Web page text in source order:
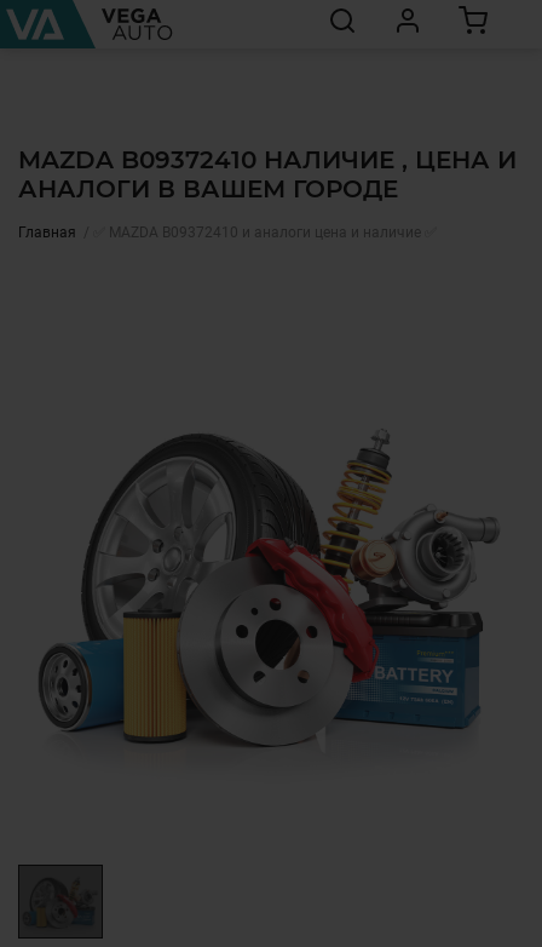
MAZDA B09372410 НАЛИЧИЕ , ЦЕНА И
АНАЛОГИ В ВАШЕМ ГОРОДЕ
Главная ✅ MAZDA B09372410 и аналоги цена и наличие ✅